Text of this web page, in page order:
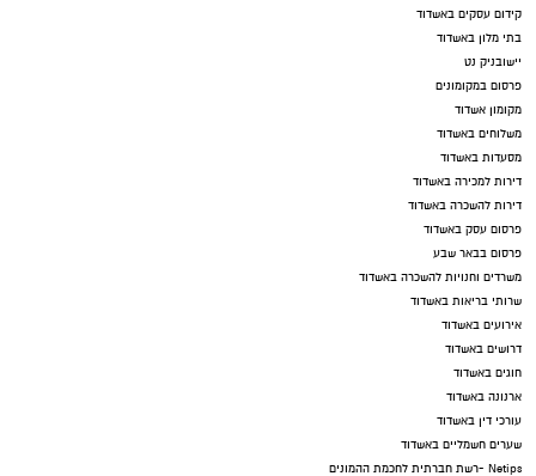
קידום עסקים באשדוד
בתי מלון באשדוד
יישובניק נט
פרסום במקומונים
מקומון אשדוד
משלוחים באשדוד
מסעדות באשדוד
דירות למכירה באשדוד
דירות להשכרה באשדוד
פרסום עסק באשדוד
פרסום בבאר שבע
משרדים וחנויות להשכרה באשדוד
שרותי בריאות באשדוד
אירועים באשדוד
דרושים באשדוד
חוגים באשדוד
ארנונה באשדוד
עורכי דין באשדוד
שערים חשמליים באשדוד
Netips -רשת חברתית לחכמת ההמונים